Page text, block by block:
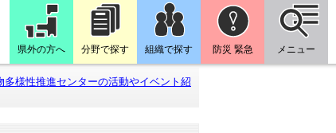
県外の方へ 分野で探す 組織で探す 防災 緊急 メニュー
多様性推進センターの活動やイベント紹